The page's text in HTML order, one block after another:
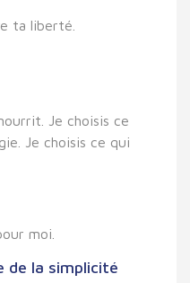
ta liberté
Je choisis ce
Je choisis ce qui
moi
de la simplicité